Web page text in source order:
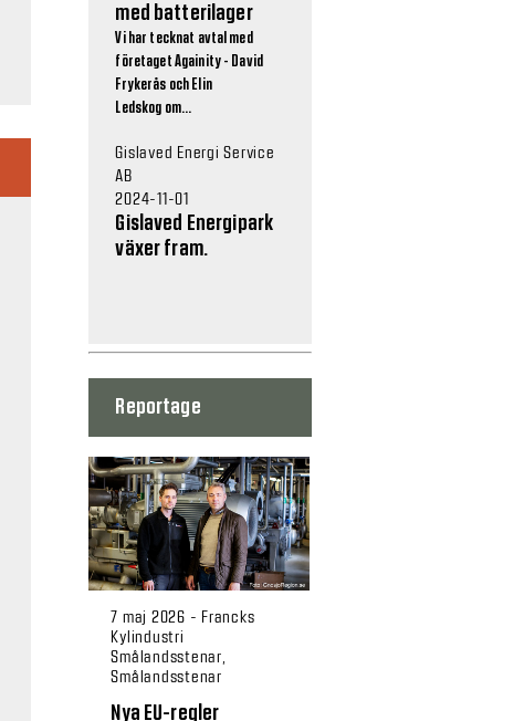
med batterilager
Vi har tecknat avtal med
företaget Againity - David
Frykerås och Elin
Ledskog om...
Gislaved Energi Service
AB
2024-11-01
Gislaved Energipark
växer fram.
Reportage
7 maj 2026 - Francks
Kylindustri
Smålandsstenar,
Smålandsstenar
Nya EU-regler